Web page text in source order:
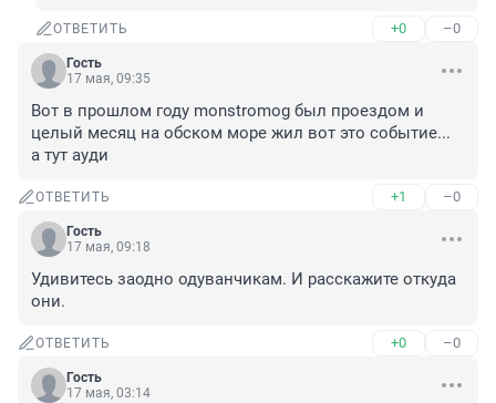
ОТВЕТИТЬ +0 –0
Гость
17 мая, 09:35
Вот в прошлом году monstromog был проездом и
целый месяц на обском море жил вот это событие...
а тут ауди
ОТВЕТИТЬ +1 –0
Гость
17 мая, 09:18
Удивитесь заодно одуванчикам. И расскажите откуда
они.
ОТВЕТИТЬ +0 –0
Гость
17 мая, 03:14